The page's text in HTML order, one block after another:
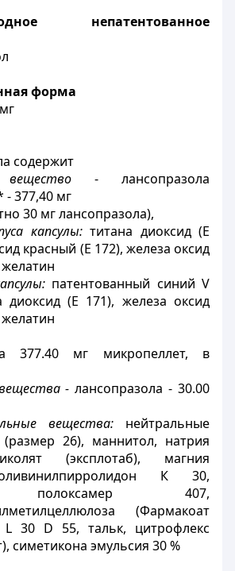
непатентованное
форма
содержит
- лансопразола
377,40 мг
30 мг лансопразола),
капсулы:титана диоксид (Е
красный (Е 172), железа оксид
патентованный синий V
диоксид (Е 171), железа оксид
377.40 мг микропеллет, в
-лансопразола - 30.00
вещества:
нейтральные
26), маннитол, натрия
(эксплотаб), магния
К 30,
полоксамер 407,
(Фармакоат
L 30 D 55, тальк, цитрофлекс
симетикона эмульсия 30 %